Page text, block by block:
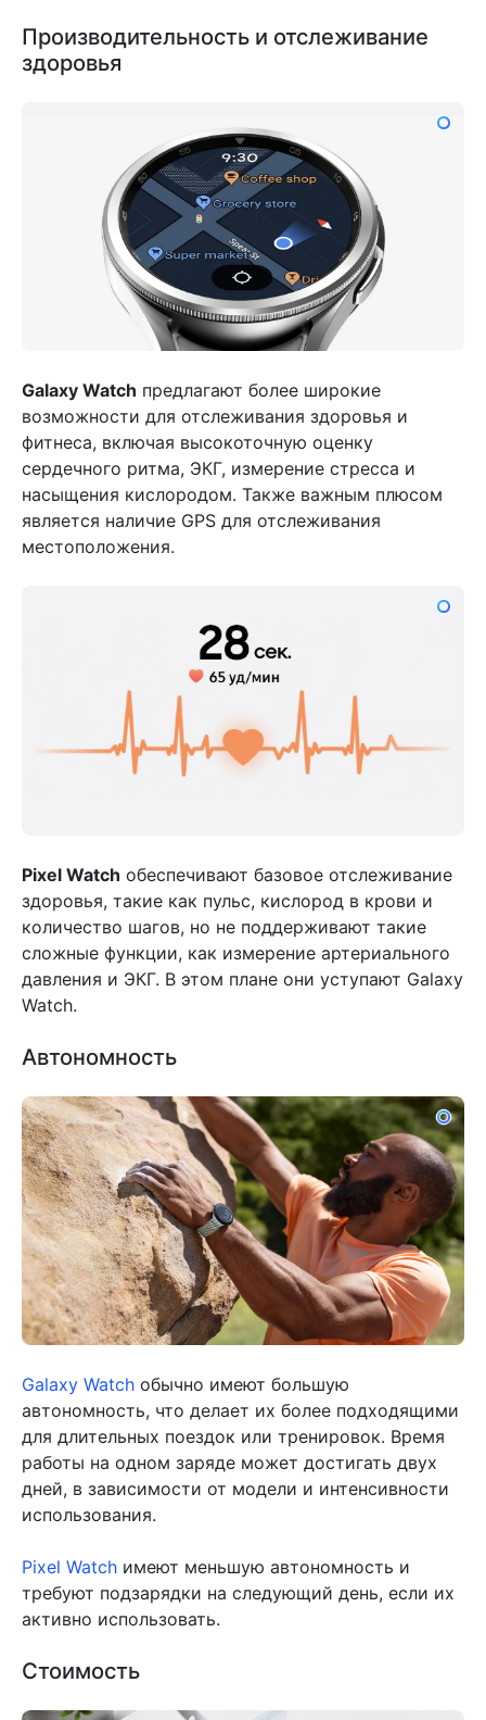
Производительность и отслеживание
здоровья
Galaxy Watch предлагают более широкие
возможности для отслеживания здоровья и
фитнеса, включая высокоточную оценку
сердечного ритма, ЭКГ, измерение стресса и
насыщения кислородом. Также важным плюсом
является наличие GPS для отслеживания
местоположения.
Pixel Watch обеспечивают базовое отслеживание
здоровья, такие как пульс, кислород в крови и
количество шагов, но не поддерживают такие
сложные функции, как измерение артериального
давления и ЭКГ. В этом плане они уступают Galaxy
Watch.
Автономность
Galaxy Watch обычно имеют большую
автономность, что делает их более подходящими
для длительных поездок или тренировок. Время
работы на одном заряде может достигать двух
дней, в зависимости от модели и интенсивности
использования.
Pixel Watch имеют меньшую автономность и
требуют подзарядки на следующий день, если их
активно использовать.
Стоимость